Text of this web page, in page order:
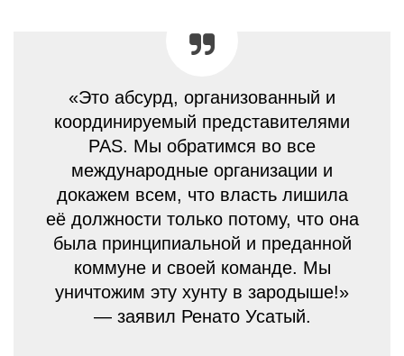
«Это абсурд, организованный и
координируемый представителями
PAS. Мы обратимся во все
международные организации и
докажем всем, что власть лишила
её должности только потому, что она
была принципиальной и преданной
коммуне и своей команде. Мы
уничтожим эту хунту в зародыше!»
— заявил Ренато Усатый.